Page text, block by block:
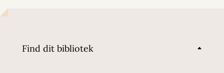
Find dit bibliotek